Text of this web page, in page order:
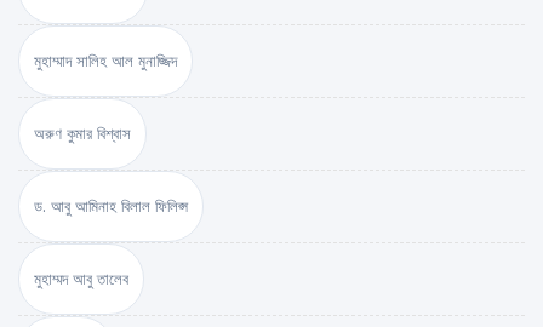
মুহাম্মাদ সালিহ আল মুনাজ্জিদ
অরুণ কুমার বিশ্বাস
ড. আবু আমিনাহ বিলাল ফিলিপ্স
মুহাম্মদ আবু তালেব